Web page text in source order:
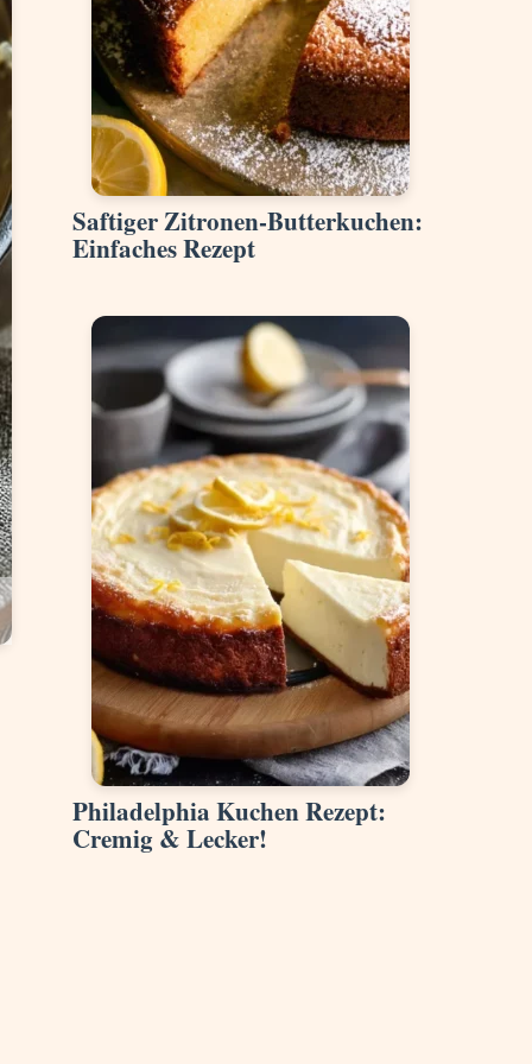
Saftiger Zitronen-Butterkuchen:
Einfaches Rezept
Philadelphia Kuchen Rezept:
Cremig & Lecker!